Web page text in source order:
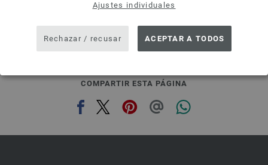
Ajustes individuales
Rechazar / recusar ACEPTAR A TODOS
prev next
COMPARTIR ESTA PÁGINA